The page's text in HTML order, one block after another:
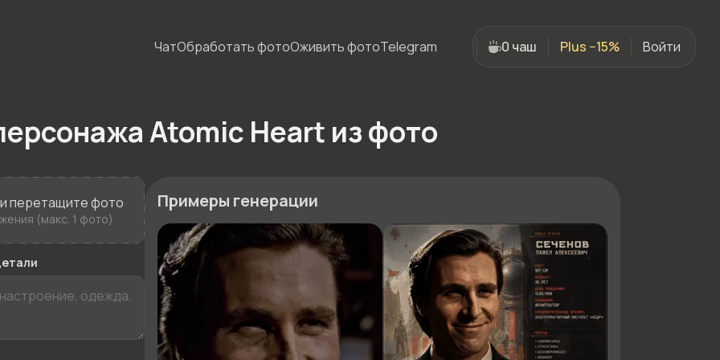
ЧатОбработать фотоОживить фотоTelegram 0 чаш Plus −15% Войти
Atomic Heart из фото
перетащите фото
(макс. 1 фото)
Примеры генерации